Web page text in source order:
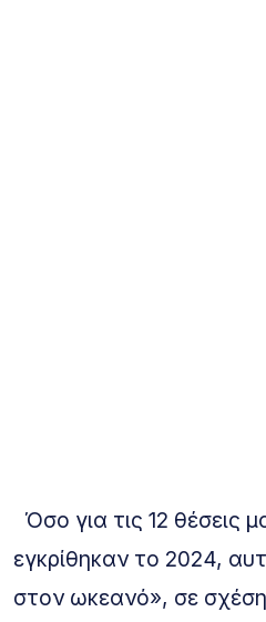
Όσο για τις 12 θέσεις
εγκρίθηκαν το 2024,
στον ωκεανό», σε